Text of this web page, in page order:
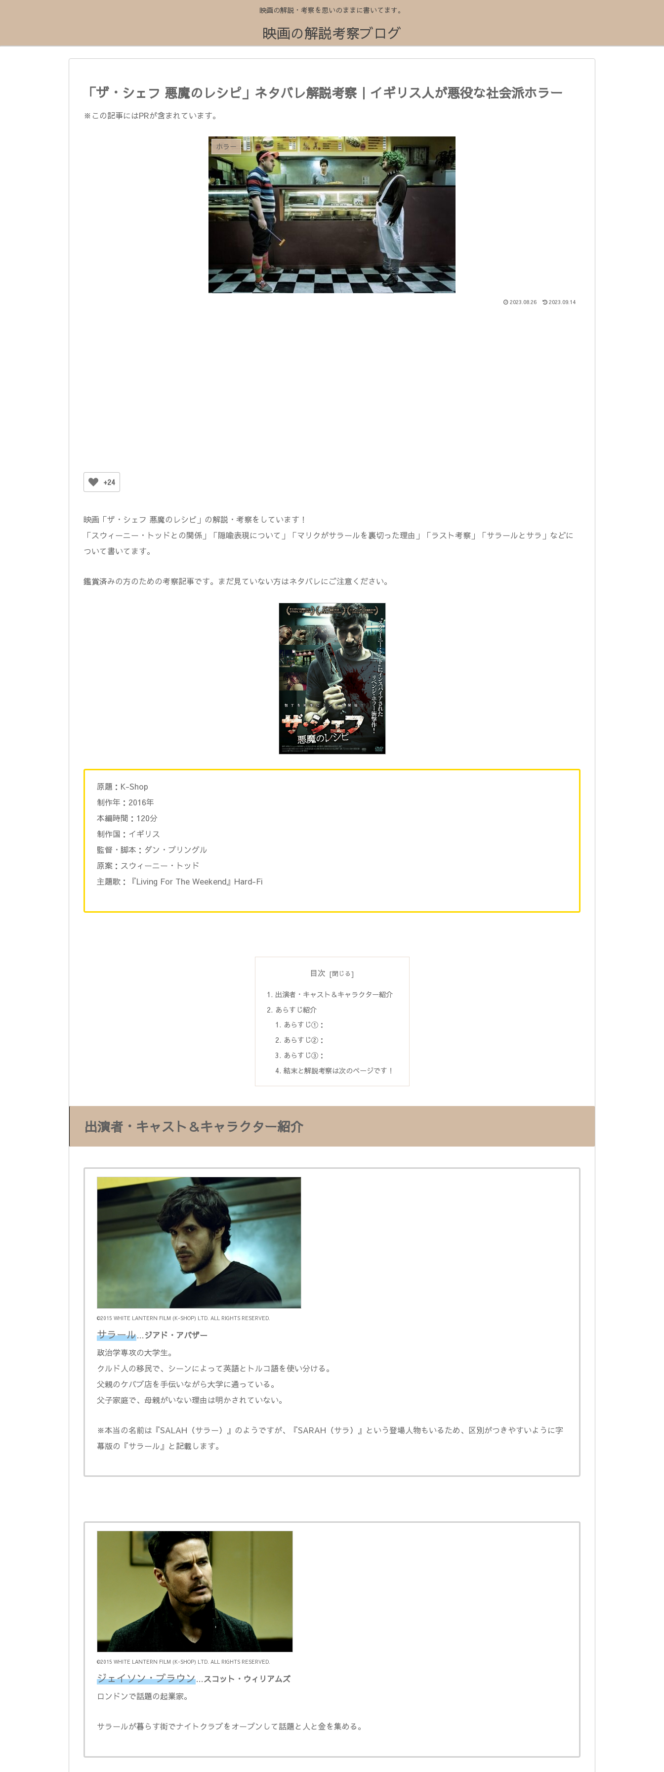
映画の解説・考察を思いのままに書いてます。
映画の解説考察ブログ
「ザ・シェフ 悪魔のレシピ」ネタバレ解説考察｜イギリス人が悪役な社会派ホラー
※この記事にはPRが含まれています。
ホラー
2023.08.26 2023.09.14
+24
映画「ザ・シェフ 悪魔のレシピ」の解説・考察をしています！
「スウィーニー・トッドとの関係」「隠喩表現について」「マリクがサラールを裏切った理由」「ラスト考察」「サラールとサラ」などに
ついて書いてます。
鑑賞済みの方のための考察記事です。まだ見ていない方はネタバレにご注意ください。
原題：K-Shop
制作年：2016年
本編時間：120分
制作国：イギリス
監督・脚本：ダン・プリングル
原案：スウィーニー・トッド
主題歌：『Living For The Weekend』Hard-Fi
目次
出演者・キャスト＆キャラクター紹介
あらすじ紹介
あらすじ①：
あらすじ②：
あらすじ③：
結末と解説考察は次のページです！
出演者・キャスト＆キャラクター紹介
©2015 WHITE LANTERN FILM (K-SHOP) LTD. ALL RIGHTS RESERVED.
サラール…ジアド・アバザー
政治学専攻の大学生。
クルド人の移民で、シーンによって英語とトルコ語を使い分ける。
父親のケバブ店を手伝いながら大学に通っている。
父子家庭で、母親がいない理由は明かされていない。
※本当の名前は『SALAH（サラー）』のようですが、『SARAH（サラ）』という登場人物もいるため、区別がつきやすいように字
幕版の『サラール』と記載します。
©2015 WHITE LANTERN FILM (K-SHOP) LTD. ALL RIGHTS RESERVED.
ジェイソン・ブラウン…スコット・ウィリアムズ
ロンドンで話題の起業家。
サラールが暮らす街でナイトクラブをオープンして話題と人と金を集める。